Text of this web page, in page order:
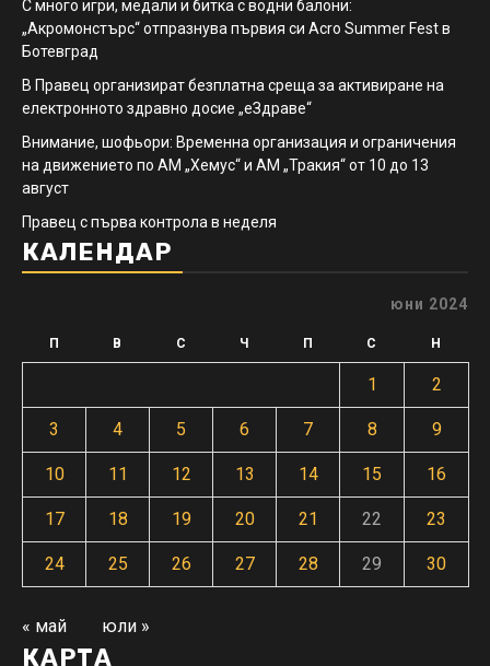
С много игри, медали и битка с водни балони:
„Акромонстърс“ отпразнува първия си Acro Summer Fest в
Ботевград
В Правец организират безплатна среща за активиране на
електронното здравно досие „еЗдраве“
Внимание, шофьори: Временна организация и ограничения
на движението по АМ „Хемус“ и АМ „Тракия“ от 10 до 13
август
Правец с първа контрола в неделя
КАЛЕНДАР
юни 2024
П В С Ч П С Н
1 2
3 4 5 6 7 8 9
10 11 12 13 14 15 16
17 18 19 20 21 22 23
24 25 26 27 28 29 30
« май юли »
КАРТА